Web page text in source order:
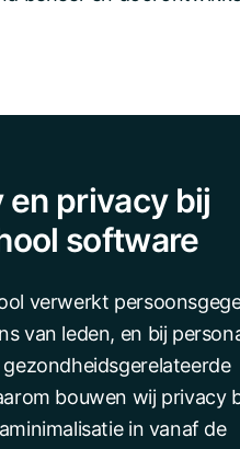
en privacy bij
software
verwerkt
van leden, en bij
bouwen wij privacy
in vanaf de